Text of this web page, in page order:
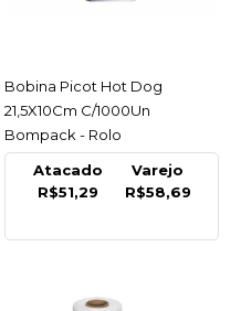
R$51,50
COMPRAR
LISTA DE DESEJO
ACESSAR
Bobina Picot Hot Dog
21,5X10Cm C/1000Un
Bompack - Rolo
Atacado
R$51,29
Varejo
R$58,69